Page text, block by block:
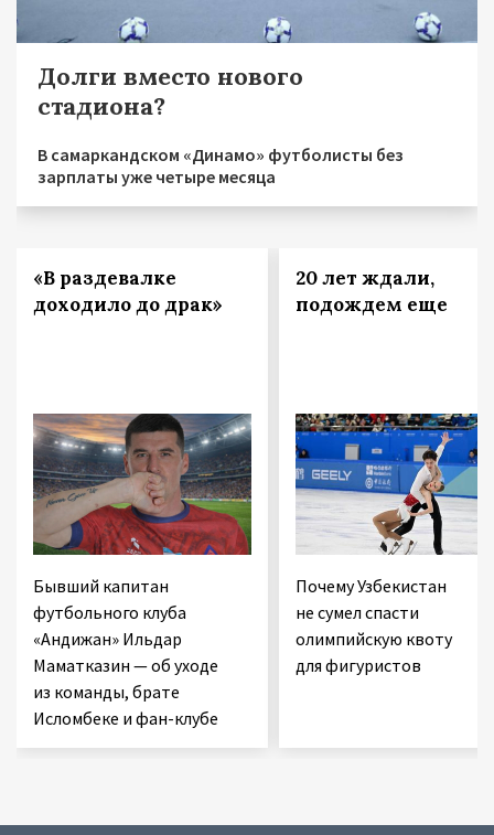
Долги вместо нового
стадиона?
В самаркандском «Динамо» футболисты без
зарплаты уже четыре месяца
«В раздевалке
доходило до драк»
Бывший капитан
футбольного клуба
«Андижан» Ильдар
Маматказин — об уходе
из команды, брате
Исломбеке и фан-клубе
20 лет ждали,
подождем еще
Почему Узбекистан
не сумел спасти
олимпийскую квоту
для фигуристов